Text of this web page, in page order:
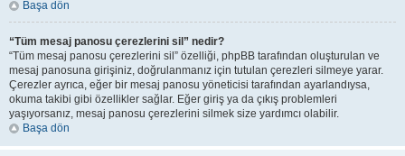
Başa dön
“Tüm mesaj panosu çerezlerini sil” nedir?
“Tüm mesaj panosu çerezlerini sil” özelliği, phpBB tarafından oluşturulan ve
mesaj panosuna girişiniz, doğrulanmanız için tutulan çerezleri silmeye yarar.
Çerezler ayrıca, eğer bir mesaj panosu yöneticisi tarafından ayarlandıysa,
okuma takibi gibi özellikler sağlar. Eğer giriş ya da çıkış problemleri
yaşıyorsanız, mesaj panosu çerezlerini silmek size yardımcı olabilir.
Başa dön